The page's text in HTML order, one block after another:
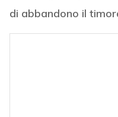
di abbandono il